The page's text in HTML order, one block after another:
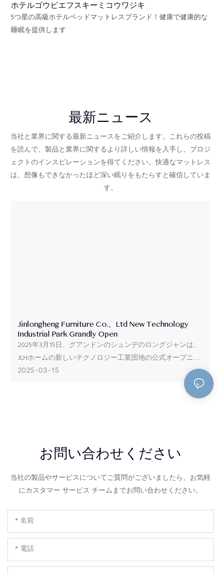
ホテルゴウビエフスキーミコウワジキ
5つ星の高級ホテルベッドマットレスブランド！健康で健康的な
睡眠を提供します
最新ニュース
当社と業界に関する最新ニュースをご紹介します。 これらの投稿
を読んで、製品と業界に関するより詳しい情報を入手し、プロジ
ェクトのインスピレーションを得てください。快適なマットレス
は、想像もできなかったほど深い眠りをもたらすと確信していま
す。
Jinlongheng Furniture Co.、Ltd New Technology
Industrial Park Grandly Open
2025年3月15日、グアンドンのシュンデのロングジャンは、
JLHホームの新しいテクノロジー工業団地の公式オープニン
グであるホーム家具業界での壮大なイベントを目撃しまし
た。 この工業団地の完成は、マットレス製造フィールドの
2025 03 15
お問い合わせください
当社の製品やサービスについてご質問がございましたら、お気軽
にカスタマー サービス チームまでお問い合わせください。
名前
電話